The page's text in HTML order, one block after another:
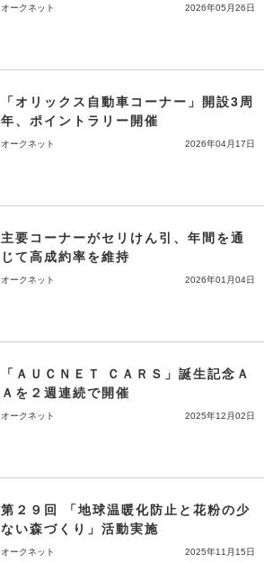
オークネット 2026年05月26日
「オリックス自動車コーナー」開設3周
年、ポイントラリー開催
オークネット 2026年04月17日
主要コーナーがセリけん引、年間を通
じて高成約率を維持
オークネット 2026年01月04日
「ＡＵＣＮＥＴ ＣＡＲＳ」誕生記念Ａ
Ａを２週連続で開催
オークネット 2025年12月02日
第２９回 「地球温暖化防止と花粉の少
ない森づくり」活動実施
オークネット 2025年11月15日